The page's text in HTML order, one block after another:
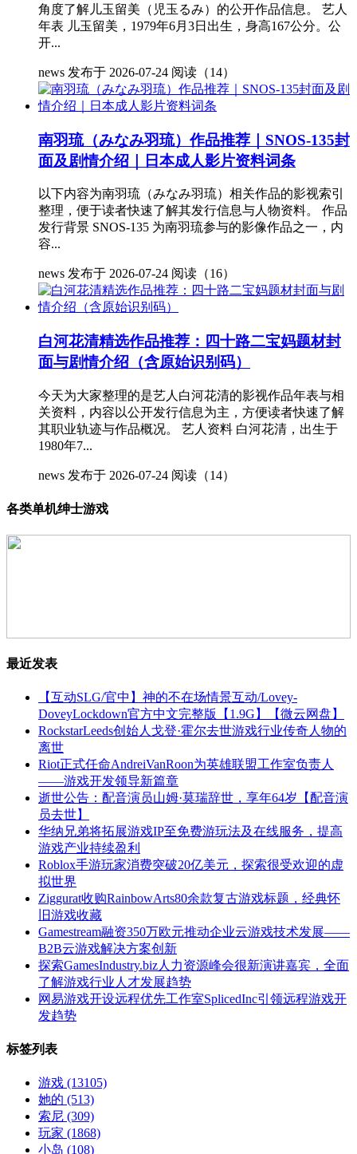
角度了解儿玉留美（児玉るみ）的公开作品信息。 艺人
年表 儿玉留美，1979年6月3日出生，身高167公分。公
开...
news 发布于 2026-07-24 阅读（14）
南羽琉（みなみ羽琉）作品推荐｜SNOS-135封
面及剧情介绍｜日本成人影片资料词条
以下内容为南羽琉（みなみ羽琉）相关作品的影视索引
整理，便于读者快速了解其发行信息与人物资料。 作品
发行背景 SNOS-135 为南羽琉参与的影像作品之一，内
容...
news 发布于 2026-07-24 阅读（16）
白河花清精选作品推荐：四十路二宝妈题材封
面与剧情介绍（含原始识别码）
今天为大家整理的是艺人白河花清的影视作品年表与相
关资料，内容以公开发行信息为主，方便读者快速了解
其职业轨迹与作品概况。 艺人资料 白河花清，出生于
1980年7...
news 发布于 2026-07-24 阅读（14）
各类单机绅士游戏
最近发表
【互动SLG/官中】神的不在场情景互动/Lovey-
DoveyLockdown官方中文完整版【1.9G】【微云网盘】
RockstarLeeds创始人戈登·霍尔去世游戏行业传奇人物的
离世
Riot正式任命AndreiVanRoon为英雄联盟工作室负责人
——游戏开发领导新篇章
逝世公告：配音演员山姆·莫瑞辞世，享年64岁【配音演
员去世】
华纳兄弟将拓展游戏IP至免费游玩法及在线服务，提高
游戏产业持续盈利
Roblox手游玩家消费突破20亿美元，探索很受欢迎的虚
拟世界
Ziggurat收购RainbowArts80余款复古游戏标题，经典怀
旧游戏收藏
Gamestream融资350万欧元推动企业云游戏技术发展——
B2B云游戏解决方案创新
探索GamesIndustry.biz人力资源峰会很新演讲嘉宾，全面
了解游戏行业人才发展趋势
网易游戏开设远程优先工作室SplicedInc引领远程游戏开
发趋势
标签列表
游戏 (13105)
她的 (513)
索尼 (309)
玩家 (1868)
小岛 (108)